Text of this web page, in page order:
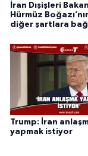
İran Dışişleri
Hürmüz
diğer şartlara
Trump: İran
yapmak istiyor